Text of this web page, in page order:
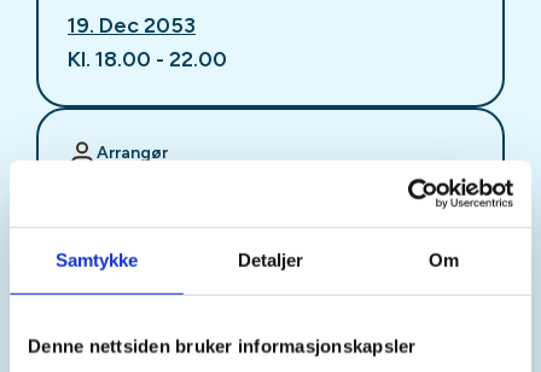
Samtykke Detaljer Om
Denne nettsiden bruker informasjonskapsler
19. Dec 2053
Kl. 18.00 - 22.00
Arrangør
Kontaktperson
sjffung@outlook.com